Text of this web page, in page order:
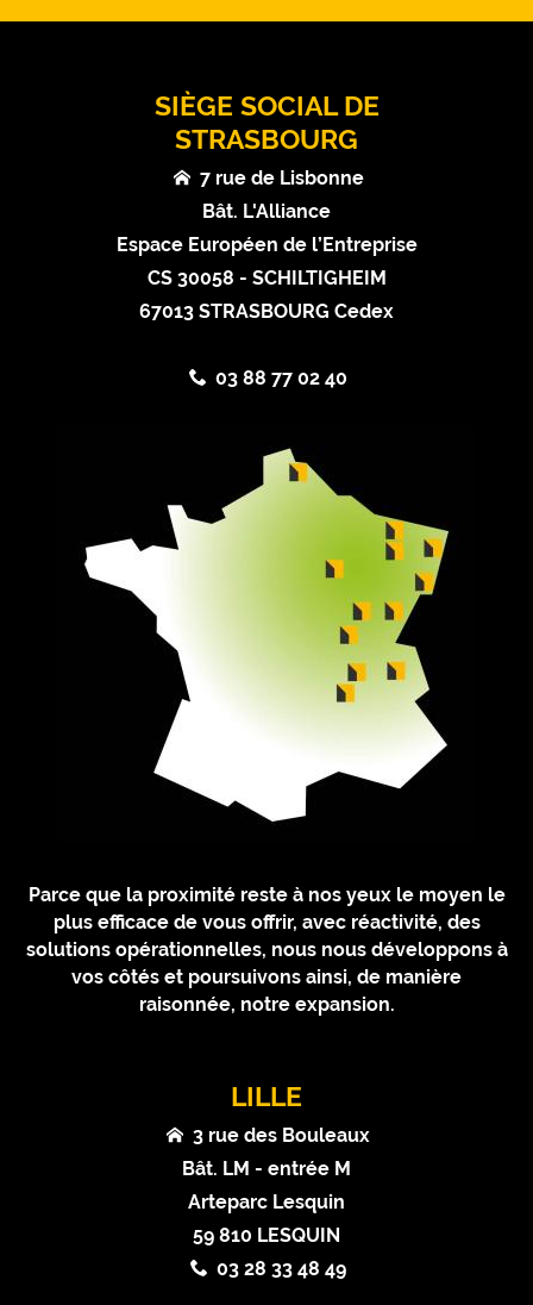
SIÈGE SOCIAL DE
STRASBOURG
7 rue de Lisbonne
Bât. L'Alliance
Espace Européen de l’Entreprise
CS 30058 - SCHILTIGHEIM
67013 STRASBOURG Cedex
03 88 77 02 40
Parce que la proximité reste à nos yeux le moyen le
plus efficace de vous offrir, avec réactivité, des
solutions opérationnelles, nous nous développons à
vos côtés et poursuivons ainsi, de manière
raisonnée, notre expansion.
LILLE
3 rue des Bouleaux
Bât. LM - entrée M
Arteparc Lesquin
59 810 LESQUIN
03 28 33 48 49